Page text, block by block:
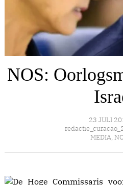
NOS:
23 JULI
MEDIA,